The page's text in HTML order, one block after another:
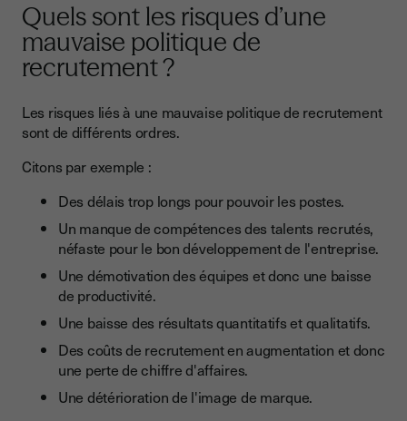
Quels sont les risques d’une
mauvaise politique de
recrutement ?
Les risques liés à une mauvaise politique de recrutement
sont de différents ordres.
Citons par exemple :
Des délais trop longs pour pouvoir les postes.
Un manque de compétences des talents recrutés,
néfaste pour le bon développement de l'entreprise.
Une démotivation des équipes et donc une baisse
de productivité.
Une baisse des résultats quantitatifs et qualitatifs.
Des coûts de recrutement en augmentation et donc
une perte de chiffre d'affaires.
Une détérioration de l'image de marque.